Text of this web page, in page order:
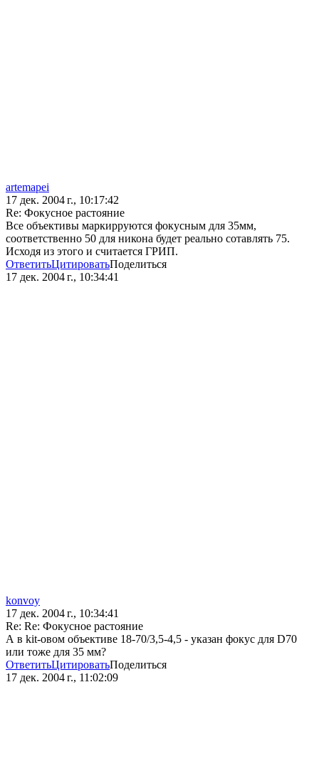
artemapei
17 дек. 2004 г., 10:17:42
Re: Фокусное растояние
Все объективы маркирруются фокусным для 35мм,
соответственно 50 для никона будет реально сотавлять 75.
Исходя из этого и считается ГРИП.
ОтветитьЦитироватьПоделиться
17 дек. 2004 г., 10:34:41
konvoy
17 дек. 2004 г., 10:34:41
Re: Re: Фокусное растояние
А в kit-овом объективе 18-70/3,5-4,5 - указан фокус для D70
или тоже для 35 мм?
ОтветитьЦитироватьПоделиться
17 дек. 2004 г., 11:02:09